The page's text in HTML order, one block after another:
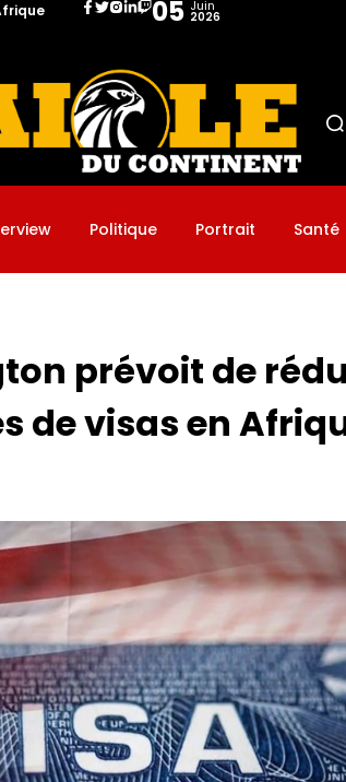
05 Juin
2026
services de visas en Afrique
Politique Portrait Santé
prévoit de
de visas en